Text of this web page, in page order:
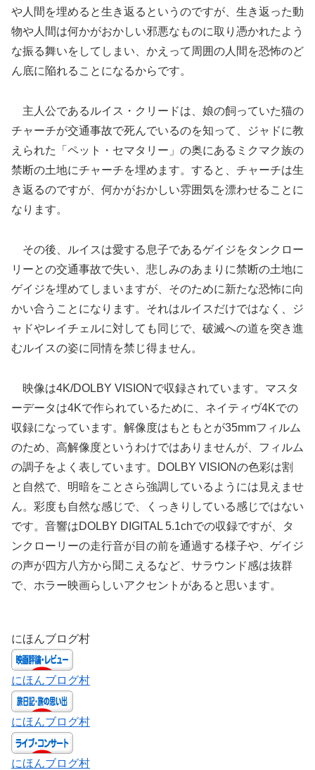
や人間を埋めると生き返るというのですが、生き返った動
物や人間は何かがおかしい邪悪なものに取り憑かれたよう
な振る舞いをしてしまい、かえって周囲の人間を恐怖のど
ん底に陥れることになるからです。
主人公であるルイス・クリードは、娘の飼っていた猫の
チャーチが交通事故で死んでいるのを知って、ジャドに教
えられた「ペット・セマタリー」の奥にあるミクマク族の
禁断の土地にチャーチを埋めます。すると、チャーチは生
き返るのですが、何かがおかしい雰囲気を漂わせることに
なります。
その後、ルイスは愛する息子であるゲイジをタンクロー
リーとの交通事故で失い、悲しみのあまりに禁断の土地に
ゲイジを埋めてしまいますが、そのために新たな恐怖に向
かい合うことになります。それはルイスだけではなく、ジ
ャドやレイチェルに対しても同じで、破滅への道を突き進
むルイスの姿に同情を禁じ得ません。
映像は4K/DOLBY VISIONで収録されています。マスタ
ーデータは4Kで作られているために、ネイティヴ4Kでの
収録になっています。解像度はもともとが35mmフィルム
のため、高解像度というわけではありませんが、フィルム
の調子をよく表しています。DOLBY VISIONの色彩は割
と自然で、明暗をことさら強調しているようには見えませ
ん。彩度も自然な感じで、くっきりしている感じではない
です。音響はDOLBY DIGITAL 5.1chでの収録ですが、タ
ンクローリーの走行音が目の前を通過する様子や、ゲイジ
の声が四方八方から聞こえるなど、サラウンド感は抜群
で、ホラー映画らしいアクセントがあると思います。
にほんブログ村
にほんブログ村
にほんブログ村
にほんブログ村